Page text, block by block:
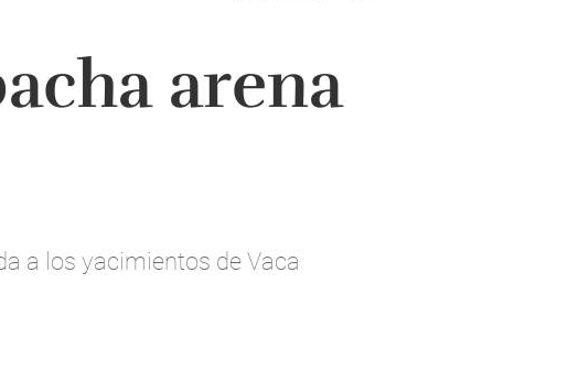
arena
a los yacimientos de Vaca